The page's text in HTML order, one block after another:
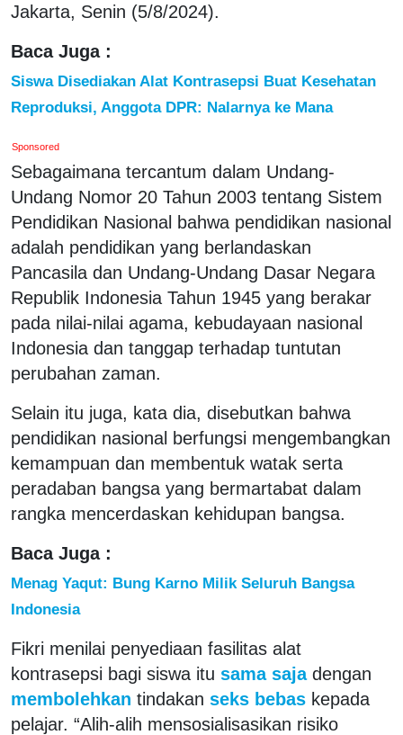
Jakarta, Senin (5/8/2024).
Baca Juga :
Siswa Disediakan Alat Kontrasepsi Buat Kesehatan
Reproduksi, Anggota DPR: Nalarnya ke Mana
Sponsored
Sebagaimana tercantum dalam Undang-
Undang Nomor 20 Tahun 2003 tentang Sistem
Pendidikan Nasional bahwa pendidikan nasional
adalah pendidikan yang berlandaskan
Pancasila dan Undang-Undang Dasar Negara
Republik Indonesia Tahun 1945 yang berakar
pada nilai-nilai agama, kebudayaan nasional
Indonesia dan tanggap terhadap tuntutan
perubahan zaman.
Selain itu juga, kata dia, disebutkan bahwa
pendidikan nasional berfungsi mengembangkan
kemampuan dan membentuk watak serta
peradaban bangsa yang bermartabat dalam
rangka mencerdaskan kehidupan bangsa.
Baca Juga :
Menag Yaqut: Bung Karno Milik Seluruh Bangsa
Indonesia
Fikri menilai penyediaan fasilitas alat
kontrasepsi bagi siswa itu sama saja dengan
membolehkan tindakan seks bebas kepada
pelajar. “Alih-alih mensosialisasikan risiko